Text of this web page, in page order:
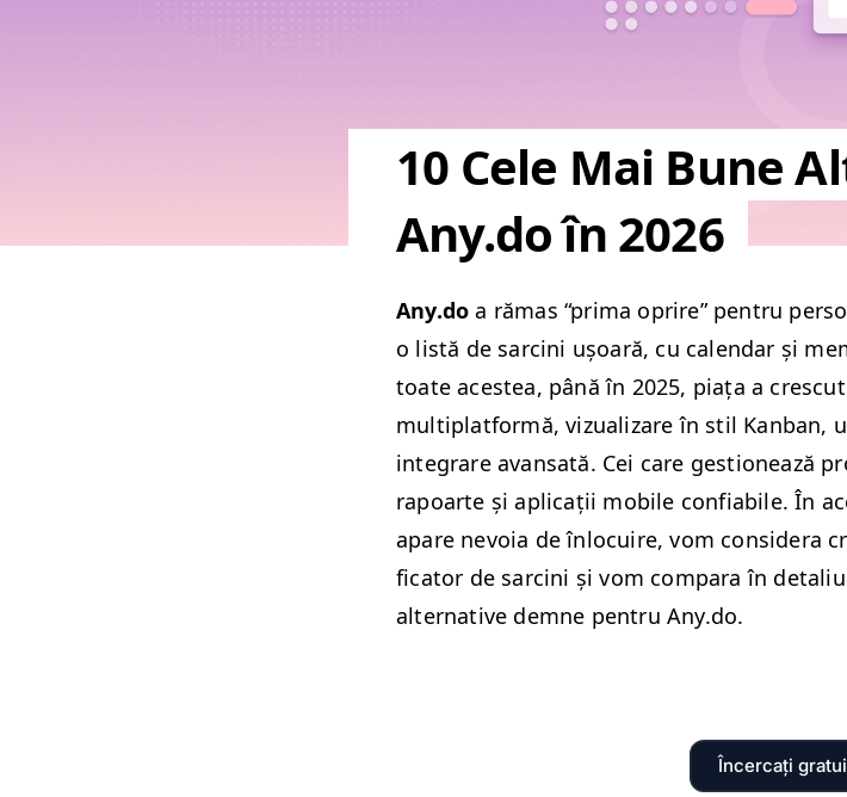
10 Cele Mai Bune
Any.do în 2026
Any​.do a rămas“pri­ma oprire” pen­tru
o listă de sarci­ni ușoară, cu cal­en­dar și
toate aces­tea, până în 2025, piața a
mul­ti­plat­for­mă, vizualizare în stil Kan­ban,
inte­grare avansată. Cei care ges­tionează
rapoarte și apli­cații mobile con­fi­a­bile. În
apare nevoia de înlocuire, vom con­sid­era
fi­ca­tor de sarci­ni și vom com­para în
alter­na­tive demne pen­tru Any​.do.
Încercați